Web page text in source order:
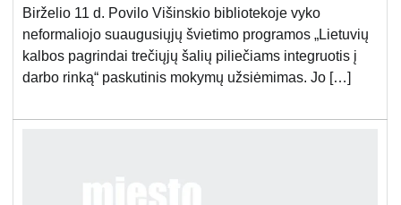
Birželio 11 d. Povilo Višinskio bibliotekoje vyko
neformaliojo suaugusiųjų švietimo programos „Lietuvių
kalbos pagrindai trečiųjų šalių piliečiams integruotis į
darbo rinką“ paskutinis mokymų užsiėmimas. Jo […]